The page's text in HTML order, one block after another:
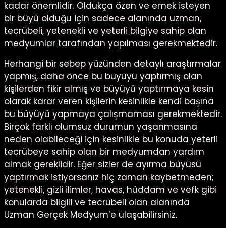
kadar önemlidir. Oldukça özen ve emek isteyen
bir büyü olduğu için sadece alanında uzman,
tecrübeli, yetenekli ve yeterli bilgiye sahip olan
medyumlar tarafından yapılması gerekmektedir.
Herhangi bir sebep yüzünden detaylı araştırmalar
yapmış, daha önce bu büyüyü yaptırmış olan
kişilerden fikir almış ve büyüyü yaptırmaya kesin
olarak karar veren kişilerin kesinlikle kendi başına
bu büyüyü yapmaya çalışmaması gerekmektedir.
Birçok farklı olumsuz durumun yaşanmasına
neden olabileceği için kesinlikle bu konuda yeterli
tecrübeye sahip olan bir medyumdan yardım
almak gereklidir. Eğer sizler de ayırma büyüsü
yaptırmak istiyorsanız hiç zaman kaybetmeden;
yetenekli, gizli ilimler, havas, hüddam ve vefk gibi
konularda bilgili ve tecrübeli olan alanında
Uzman Gerçek Medyum’e ulaşabilirsiniz.